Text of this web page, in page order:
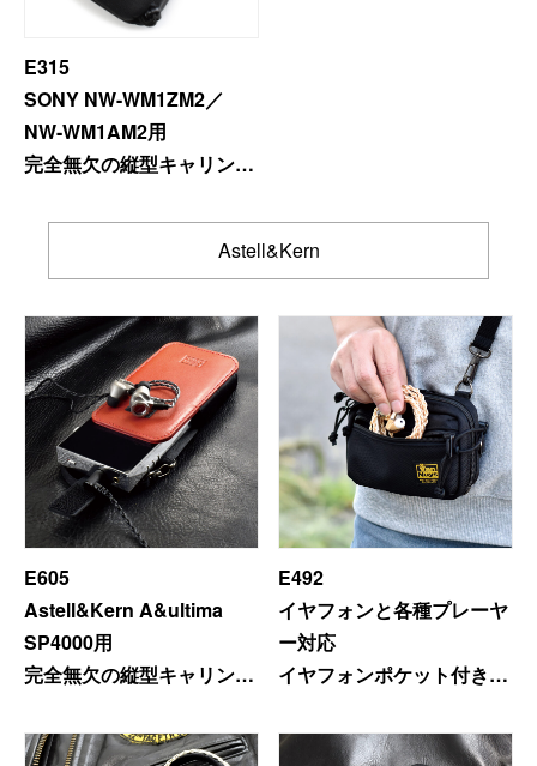
E315
SONY NW-WM1ZM2／
NW-WM1AM2用
完全無欠の縦型キャリング
E313専用ふわふわイヤフ
Astell&Kern
E605
Astell&Kern A&ultima
SP4000用
完全無欠の縦型キャリング
＜プレミアムモデル＞
E492
イヤフォンと各種プレーヤ
ー対応
イヤフォンポケット付きキ
ファスナー